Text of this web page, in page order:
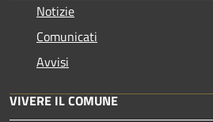
Notizie
Comunicati
Avvisi
VIVERE IL COMUNE